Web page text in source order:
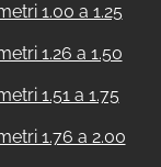
1.00 a 1.25
1.26 a 1.50
1.51 a 1.75
1.76 a 2.00